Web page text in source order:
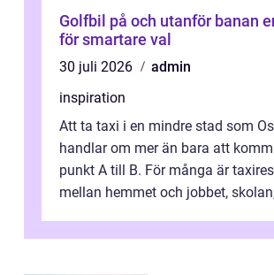
Golfbil på och utanför banan en guide
för smartare val
30 juli 2026
admin
inspiration
Att ta taxi i en mindre stad som
handlar om mer än bara att
punkt A till B. För många är
mellan hemmet och jobbet,